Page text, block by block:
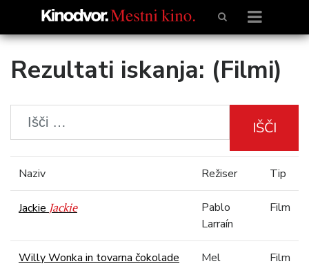
Rezultati iskanja: (Filmi)
IŠČI
Naziv Režiser Tip
Jackie Jackie
Pablo
Larraín
Film
Willy Wonka in tovarna čokolade
Mel
Film